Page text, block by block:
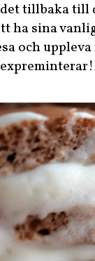
tillbaka till
ha sina
och uppleva